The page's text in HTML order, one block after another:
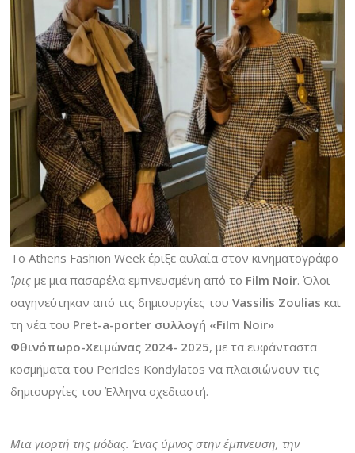
Το Athens Fashion Week έριξε αυλαία στον κινηματογράφο
Ίρις με μια πασαρέλα εμπνευσμένη από το Film Noir. Όλοι
σαγηνεύτηκαν από τις δημιουργίες τουVassilis Zoulias και
τη νέα του Pret-a-porter συλλογή «Film Noir»
Φθινόπωρο-Χειμώνας 2024- 2025, με τα ευφάνταστα
κοσμήματα του Pericles Kondylatos να πλαισιώνουν τις
δημιουργίες του Έλληνα σχεδιαστή.
Μια γιορτή της μόδας. Ένας ύμνος στην έμπνευση, την